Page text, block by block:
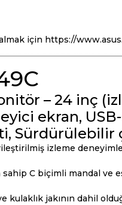
için https://
– 24 inç
ekran,
Sürdürülebilir
izleme
C biçimli mandal
kulaklık jakının dahil